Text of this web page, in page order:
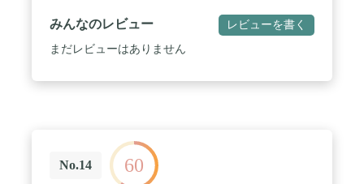
場に作るプライベートスポット】高さ最大115cmの
陣幕がサイトのプライベート性を高める目隠しとな
り、周囲を気にせずゆったりと焚火やリラックスし
えています。※TC生地は性質上、濡れるとコットン
が膨張し雨が侵入しづらくなる効果がありますが、
完全に防水することはできません。※完全に燃えな
みんなのレビュー レビューを書く
まだレビューはありません
No.14 60